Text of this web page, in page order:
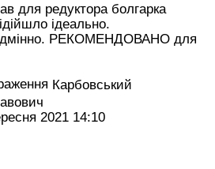
для редуктора болгарка
ідеально.
РЕКОМЕНДОВАНО для
Карбовський
2021 14:10